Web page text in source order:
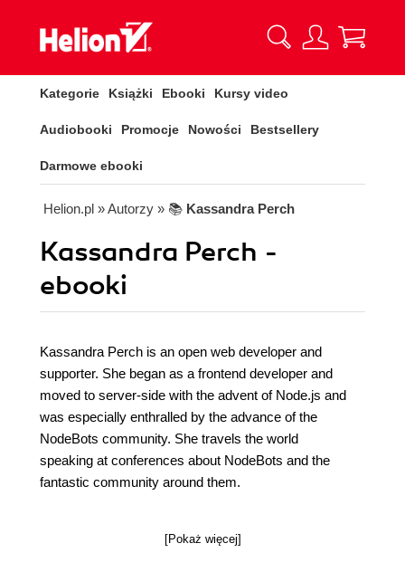
Kategorie Książki Ebooki Kursy video
Audiobooki Promocje Nowości Bestsellery
Darmowe ebooki
Helion.pl » Autorzy » 📚 Kassandra Perch
Kassandra Perch -
ebooki
Kassandra Perch is an open web developer and
supporter. She began as a frontend developer and
moved to server-side with the advent of Node.js and
was especially enthralled by the advance of the
NodeBots community. She travels the world
speaking at conferences about NodeBots and the
fantastic community around them.
[Pokaż więcej]